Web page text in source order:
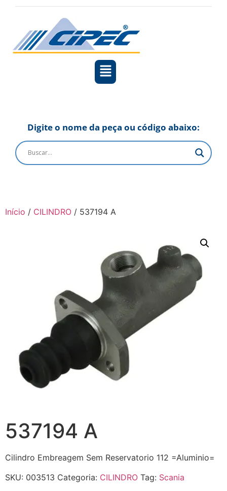
Digite o nome da peça ou código abaixo:
Início / CILINDRO / 537194 A
537194 A
Cilindro Embreagem Sem Reservatorio 112 =Aluminio=
SKU: 003513 Categoria: CILINDRO Tag: Scania